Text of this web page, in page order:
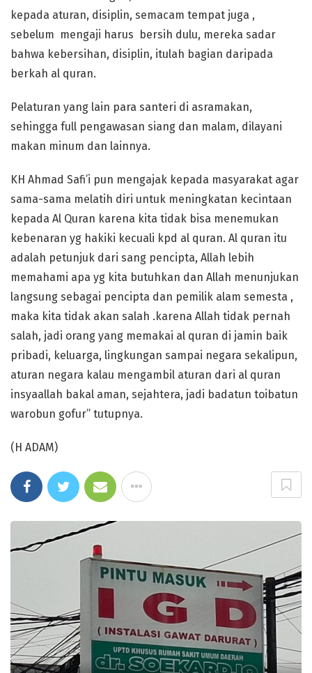
kepada aturan, disiplin, semacam tempat juga ,
sebelum mengaji harus bersih dulu, mereka sadar
bahwa kebersihan, disiplin, itulah bagian daripada
berkah al quran.
Pelaturan yang lain para santeri di asramakan,
sehingga full pengawasan siang dan malam, dilayani
makan minum dan lainnya.
KH Ahmad Safi’i pun mengajak kepada masyarakat agar
sama-sama melatih diri untuk meningkatan kecintaan
kepada Al Quran karena kita tidak bisa menemukan
kebenaran yg hakiki kecuali kpd al quran. Al quran itu
adalah petunjuk dari sang pencipta, Allah lebih
memahami apa yg kita butuhkan dan Allah menunjukan
langsung sebagai pencipta dan pemilik alam semesta ,
maka kita tidak akan salah .karena Allah tidak pernah
salah, jadi orang yang memakai al quran di jamin baik
pribadi, keluarga, lingkungan sampai negara sekalipun,
aturan negara kalau mengambil aturan dari al quran
insyaallah bakal aman, sejahtera, jadi badatun toibatun
warobun gofur” tutupnya.
(H ADAM)